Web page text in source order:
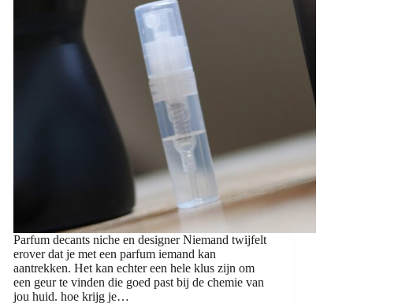
Parfum decants niche en designer Niemand twijfelt
erover dat je met een parfum iemand kan
aantrekken. Het kan echter een hele klus zijn om
een ​​geur te vinden die goed past bij de chemie van
jou huid. hoe krijg je…